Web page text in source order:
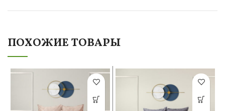
ПОХОЖИЕ ТОВАРЫ